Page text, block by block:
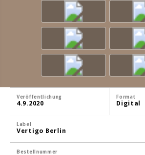
Veröffentlichung
4.9.2020
Format
Digital
Label
Vertigo Berlin
Bestellnummer